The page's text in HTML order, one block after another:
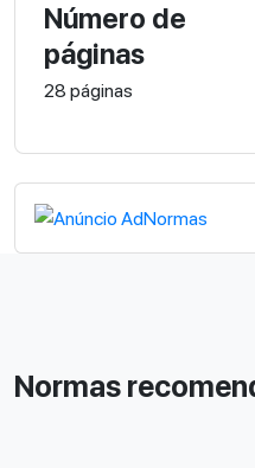
Número de
páginas
28 páginas
Normas